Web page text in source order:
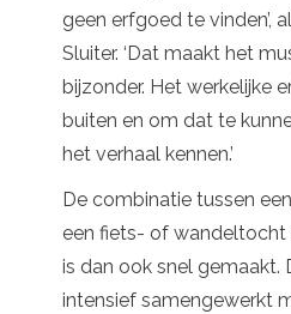
geen erfgoed te vinden’,
Sluiter. ‘Dat maakt het
bijzonder. Het werkelijke
buiten en om dat te
het verhaal kennen.’
De combinatie tussen
een fiets- of wandeltocht
is dan ook snel gemaakt.
intensief samengewerkt